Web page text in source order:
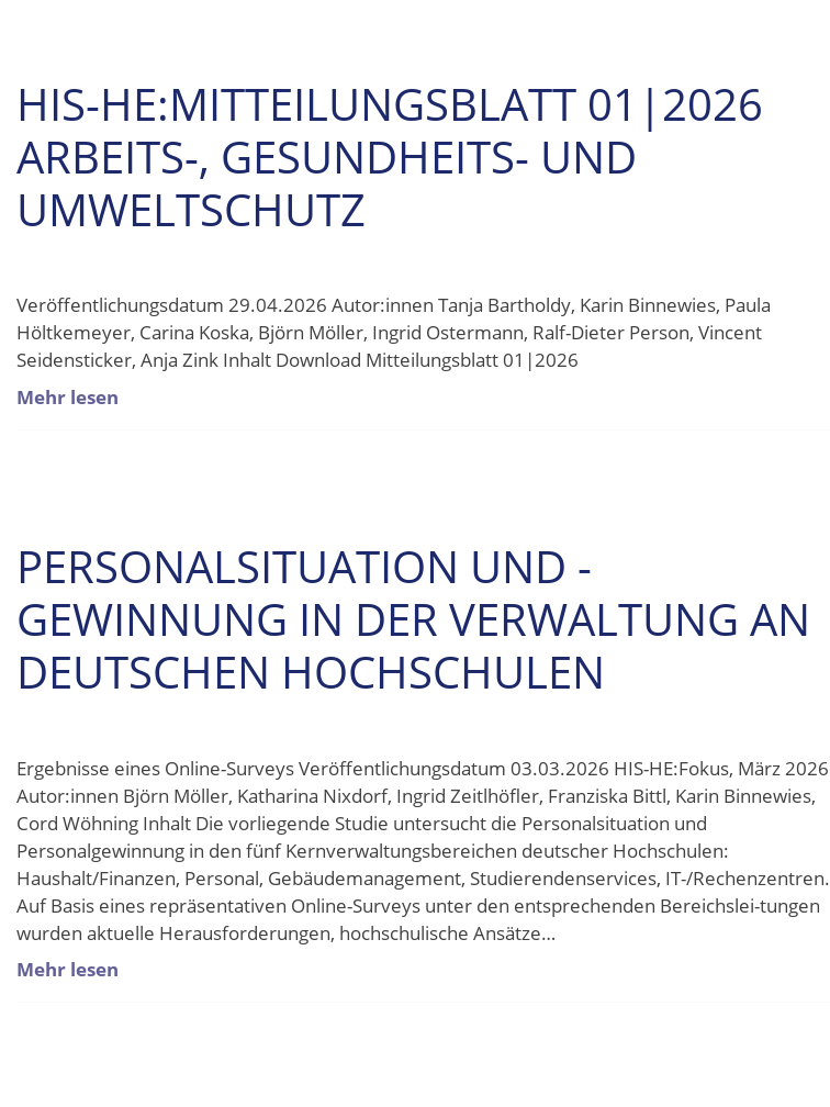
HIS-HE:MITTEILUNGSBLATT 01|2026
ARBEITS-, GESUNDHEITS- UND
UMWELTSCHUTZ
Veröffentlichungsdatum 29.04.2026 Autor:innen Tanja Bartholdy, Karin Binnewies, Paula
Höltkemeyer, Carina Koska, Björn Möller, Ingrid Ostermann, Ralf-Dieter Person, Vincent
Seidensticker, Anja Zink Inhalt Download Mitteilungsblatt 01|2026
Mehr lesen
PERSONALSITUATION UND -
GEWINNUNG IN DER VERWALTUNG AN
DEUTSCHEN HOCHSCHULEN
Ergebnisse eines Online-Surveys Veröffentlichungsdatum 03.03.2026 HIS-HE:Fokus, März 2026
Autor:innen Björn Möller, Katharina Nixdorf, Ingrid Zeitlhöfler, Franziska Bittl, Karin Binnewies,
Cord Wöhning Inhalt Die vorliegende Studie untersucht die Personalsituation und
Personalgewinnung in den fünf Kernverwaltungsbereichen deutscher Hochschulen:
Haushalt/Finanzen, Personal, Gebäudemanagement, Studierendenservices, IT-/Rechenzentren.
Auf Basis eines repräsentativen Online-Surveys unter den entsprechenden Bereichslei-tungen
wurden aktuelle Herausforderungen, hochschulische Ansätze…
Mehr lesen